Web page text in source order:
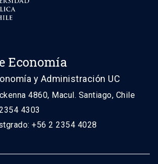
Economía
y Administración UC
4860, Macul. Santiago, Chile
4303
+56 2 2354 4028